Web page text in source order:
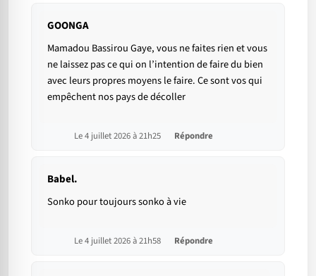
GOONGA
Mamadou Bassirou Gaye, vous ne faites rien et vous
ne laissez pas ce qui on l’intention de faire du bien
avec leurs propres moyens le faire. Ce sont vos qui
empêchent nos pays de décoller
Le 4 juillet 2026 à 21h25 Répondre
Babel.
Sonko pour toujours sonko à vie
Le 4 juillet 2026 à 21h58 Répondre